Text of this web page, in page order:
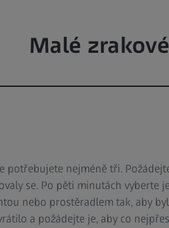
Malé
nejméně tři.
se. Po pěti minutách vyberte
nebo prostěradlem tak, aby
a požádejte je, aby co